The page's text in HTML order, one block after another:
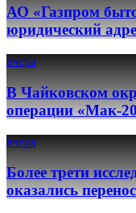
АО «Газпром
юридический
вчера
В Чайковском
операции «Мак-
вчера
Более трети
оказались